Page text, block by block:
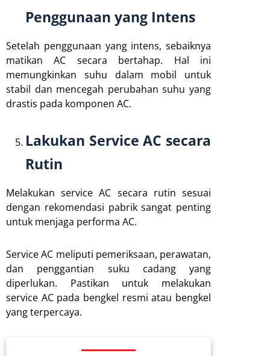
Penggunaan yang Intens
Setelah penggunaan yang intens, sebaiknya
matikan AC secara bertahap. Hal ini
memungkinkan suhu dalam mobil untuk
stabil dan mencegah perubahan suhu yang
drastis pada komponen AC.
Lakukan Service AC secara
Rutin
Melakukan service AC secara rutin sesuai
dengan rekomendasi pabrik sangat penting
untuk menjaga performa AC.
Service AC meliputi pemeriksaan, perawatan,
dan penggantian suku cadang yang
diperlukan. Pastikan untuk melakukan
service AC pada bengkel resmi atau bengkel
yang terpercaya.